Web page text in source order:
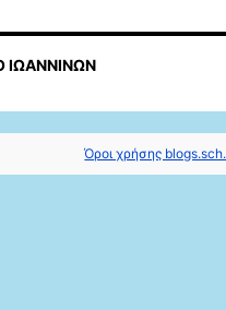
ΙΩAΝΝΙΝΩΝ
Όροι χρήσης